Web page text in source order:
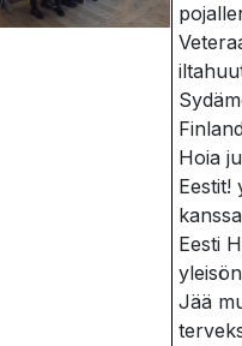
Hoia
Eestit!
kanssa
Eesti
Jää